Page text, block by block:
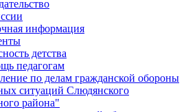
информация
детства
педагогам
по делам гражданской обороны
ситуаций Слюдянского
района"